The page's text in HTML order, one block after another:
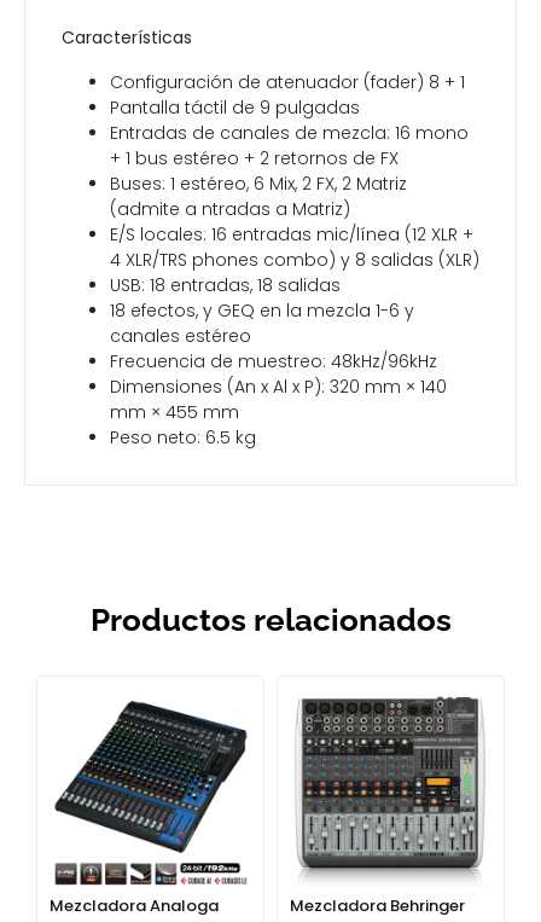
Características
Configuración de atenuador (fader) 8 + 1
Pantalla táctil de 9 pulgadas
Entradas de canales de mezcla: 16 mono
+ 1 bus estéreo + 2 retornos de FX
Buses: 1 estéreo, 6 Mix, 2 FX, 2 Matriz
(admite a ntradas a Matriz)
E/S locales: 16 entradas mic/línea (12 XLR +
4 XLR/TRS phones combo) y 8 salidas (XLR)
USB: 18 entradas, 18 salidas
18 efectos, y GEQ en la mezcla 1-6 y
canales estéreo
Frecuencia de muestreo: 48kHz/96kHz
Dimensiones (An x Al x P): 320 mm × 140
mm × 455 mm
Peso neto: 6.5 kg
Productos relacionados
Mezcladora Analoga
Mezcladora Behringer